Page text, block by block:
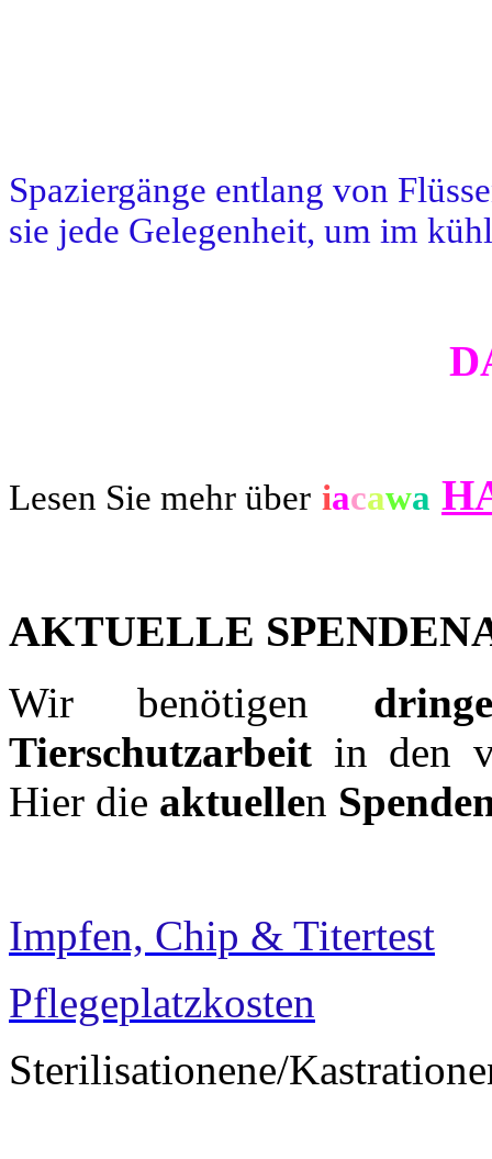
Spaziergänge entlang von
sie jede Gelegenheit, um im
Lesen Sie mehr über iacawa
AKTUELLE
Wir benötigen
Tierschutzarbeit in den
Hier die aktuellen
Impfen, Chip & Titertest
Pflegeplatzkosten
Sterilisationene/